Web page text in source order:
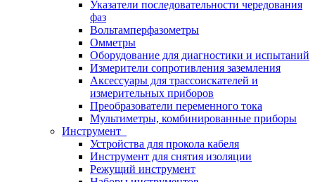
Указатели последовательности чередования
фаз
Вольтамперфазометры
Омметры
Оборудование для диагностики и испытаний
Измерители сопротивления заземления
Аксессуары для трассоискателей и
измерительных приборов
Преобразователи переменного тока
Мультиметры, комбинированные приборы
Инструмент
Устройства для прокола кабеля
Инструмент для снятия изоляции
Режущий инструмент